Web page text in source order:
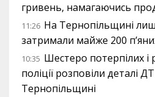
гривень, намагаючись
11:26 На Тернопільщині
затримали майже 200
10:35 Шестеро потерпілих і
поліції розповіли деталі
Тернопільщині